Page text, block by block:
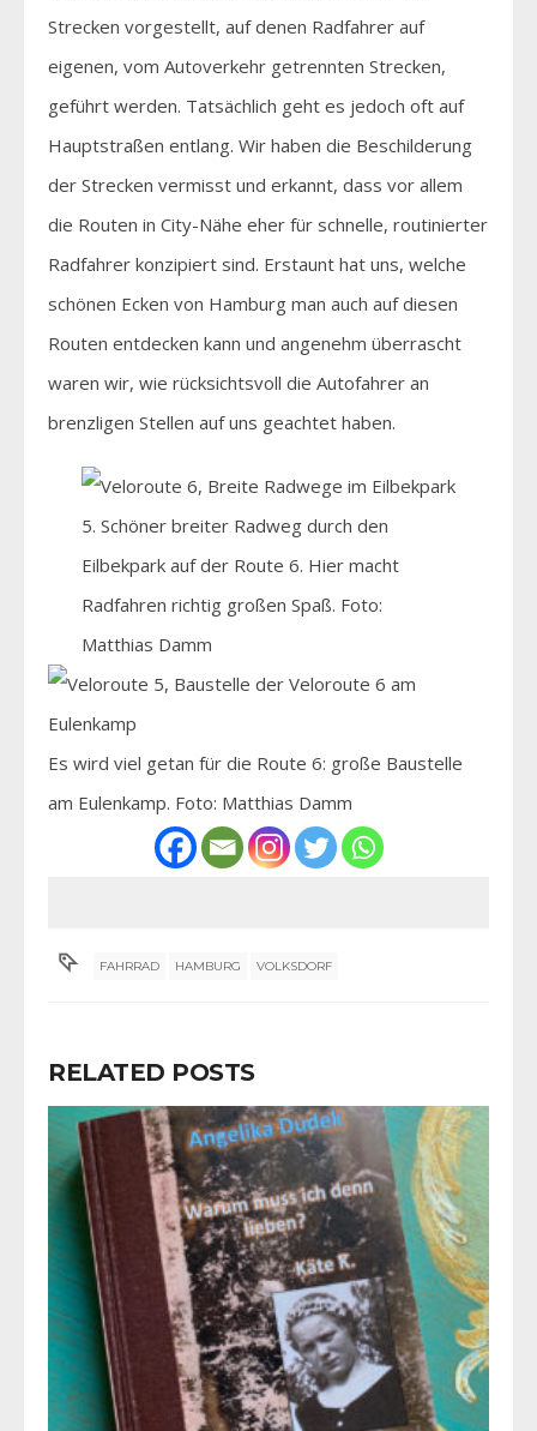
Strecken vorgestellt, auf denen Radfahrer auf
eigenen, vom Autoverkehr getrennten Strecken,
geführt werden. Tatsächlich geht es jedoch oft auf
Hauptstraßen entlang. Wir haben die Beschilderung
der Strecken vermisst und erkannt, dass vor allem
die Routen in City-Nähe eher für schnelle, routinierter
Radfahrer konzipiert sind. Erstaunt hat uns, welche
schönen Ecken von Hamburg man auch auf diesen
Routen entdecken kann und angenehm überrascht
waren wir, wie rücksichtsvoll die Autofahrer an
brenzligen Stellen auf uns geachtet haben.
5. Schöner breiter Radweg durch den
Eilbekpark auf der Route 6. Hier macht
Radfahren richtig großen Spaß. Foto:
Matthias Damm
Es wird viel getan für die Route 6: große Baustelle
am Eulenkamp. Foto: Matthias Damm
FAHRRAD HAMBURG VOLKSDORF
RELATED POSTS